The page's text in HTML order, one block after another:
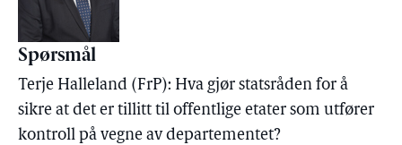
Spørsmål
Terje Halleland (FrP): Hva gjør statsråden for å
sikre at det er tillitt til offentlige etater som utfører
kontroll på vegne av departementet?